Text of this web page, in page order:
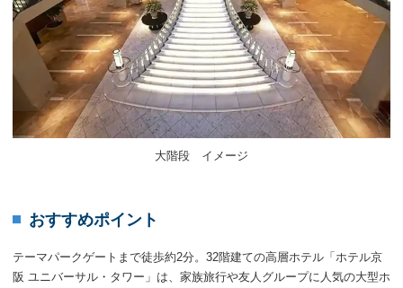
大階段 イメージ
おすすめポイント
テーマパークゲートまで徒歩約2分。32階建ての高層ホテル「ホテル京
阪 ユニバーサル・タワー」は、家族旅行や友人グループに人気の大型ホ